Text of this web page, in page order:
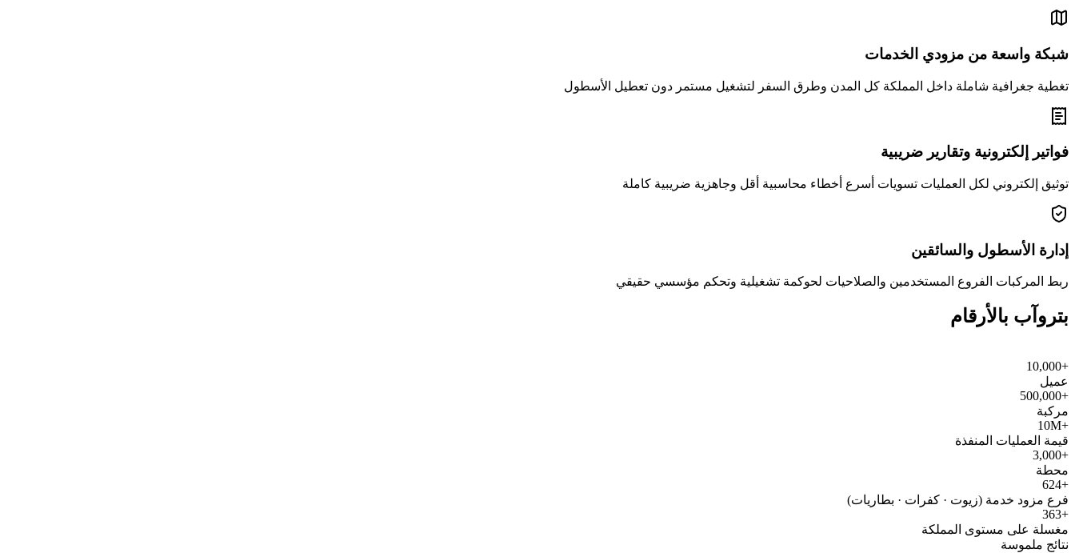
شبكة واسعة من مزودي الخدمات
تغطية جغرافية شاملة داخل المملكة كل المدن وطرق السفر لتشغيل مستمر دون تعطيل الأسطول
فواتير إلكترونية وتقارير ضريبية
توثيق إلكتروني لكل العمليات تسويات أسرع أخطاء محاسبية أقل وجاهزية ضريبية كاملة
إدارة الأسطول والسائقين
ربط المركبات الفروع المستخدمين والصلاحيات لحوكمة تشغيلية وتحكم مؤسسي حقيقي
بتروآب بالأرقام
+10,000
عميل
+500,000
مركبة
+10M
قيمة العمليات المنفذة
+3,000
محطة
+624
فرع مزود خدمة (زيوت · كفرات · بطاريات)
+363
مغسلة على مستوى المملكة
نتائج ملموسة